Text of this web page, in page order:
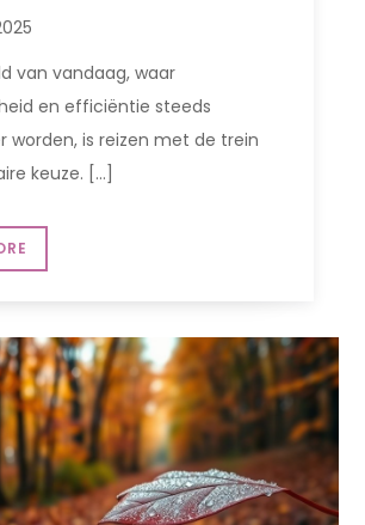
van vandaag, waar
en efficiëntie steeds
worden, is reizen met de trein
keuze. […]